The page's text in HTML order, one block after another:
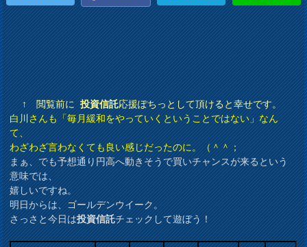
↑ 閲覧前に投資信託応援ぽちっとして頂けると幸せです。
白川さんも「毎月緩和をやっていくということではない」なん
て、
わざわざ言わなくても良い感じだったのに。（＾＾；
まぁ、でも予想通り円高へ動きそうで買いチャンスが来るという
意味では、
嬉しいですね。
明日からは、ゴールデンウイーク。
さっさと今日は投資信託チェックして遊ぼう！